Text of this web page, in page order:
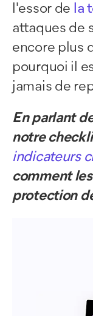
l'essor de la
attaques de
encore plus
pourquoi il
jamais de
En parlant
notre
indicateurs
comment
protection